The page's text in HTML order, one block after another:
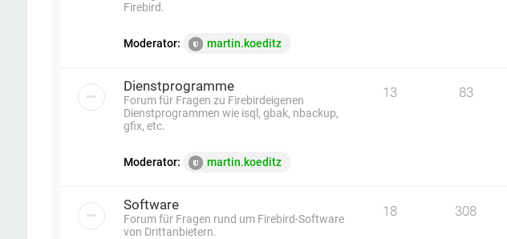
Firebird.
Moderator: martin.koeditz
Dienstprogramme
Forum für Fragen zu Firebirdeigenen
Dienstprogrammen wie isql, gbak, nbackup,
gfix, etc.
Moderator: martin.koeditz
13 83
Software
Forum für Fragen rund um Firebird-Software
von Drittanbietern.
18 308